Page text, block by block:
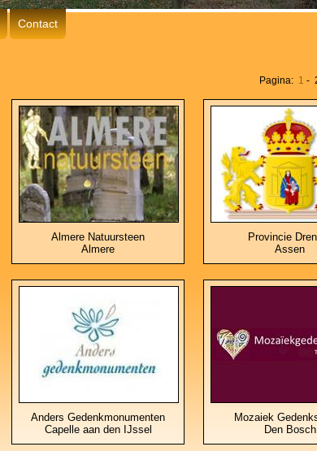
Contact
Pagina: 1 -
Almere Natuursteen
Almere
Provincie
Assen
Anders Gedenkmonumenten
Capelle aan den IJssel
Mozaiek
Den Bosch